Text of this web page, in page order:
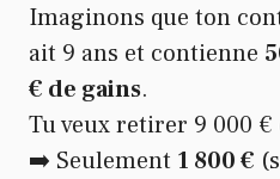
Imaginons que ton
ait 9 ans et contienne
€ de gains.
Tu veux retirer 9 000 €
➡️ Seulement 1 800 €